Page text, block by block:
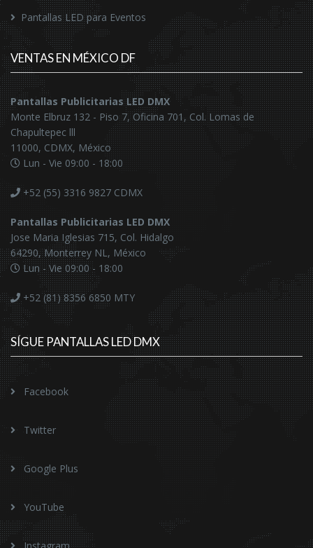
Pantallas LED para Eventos
VENTAS EN MÉXICO DF
Pantallas Publicitarias LED DMX
Monte Elbruz 132 - Piso 7, Oficina 701, Col. Lomas de
Chapultepec lll
11000, CDMX, México
Lun - Vie 09:00 - 18:00
+52 (55) 3316 9827 CDMX
Pantallas Publicitarias LED DMX
Jose Maria Iglesias 715, Col. Hidalgo
64290, Monterrey NL, México
Lun - Vie 09:00 - 18:00
+52 (81) 8356 6850 MTY
SÍGUE PANTALLAS LED DMX
Facebook
Twitter
Google Plus
YouTube